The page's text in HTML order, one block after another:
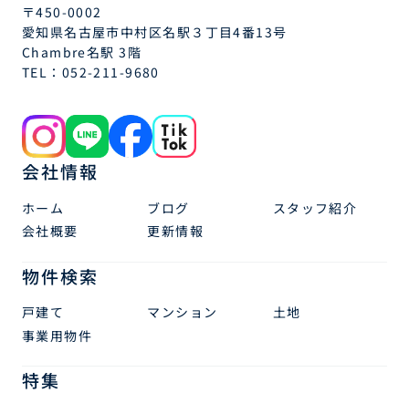
〒450-0002
愛知県名古屋市中村区名駅３丁目4番13号
Chambre名駅 3階
TEL： 052-211-9680
会社情報
ホーム ブログ
スタッフ紹介
会社概要
更新情報
物件検索
戸建て マンション
土地
事業用物件
特集